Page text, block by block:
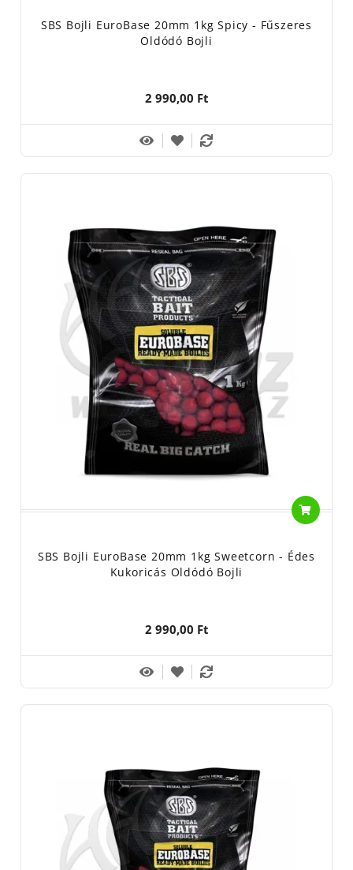
SBS Bojli EuroBase 20mm 1kg Spicy - Fűszeres
Oldódó Bojli
2 990,00 Ft
SBS Bojli EuroBase 20mm 1kg Sweetcorn - Édes
Kukoricás Oldódó Bojli
2 990,00 Ft